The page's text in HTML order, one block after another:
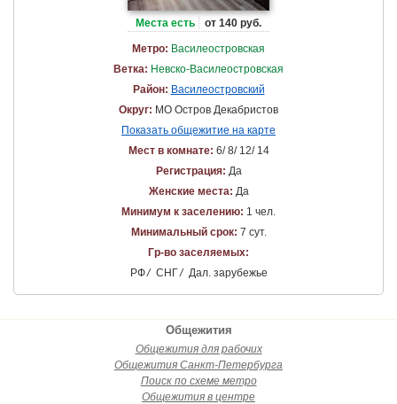
Места есть от 140 руб.
Метро: Василеостровская
Ветка: Невско-Василеостровская
Район: Василеостровский
Округ: МО Остров Декабристов
Показать общежитие на карте
Мест в комнате: 6/ 8/ 12/ 14
Регистрация: Да
Женские места: Да
Минимум к заселению: 1 чел.
Минимальный срок: 7 сут.
Гр-во заселяемых:
РФ/ СНГ/ Дал. зарубежье
Общежития
Общежития для рабочих
Общежития Санкт-Петербурга
Поиск по схеме метро
Общежития в центре